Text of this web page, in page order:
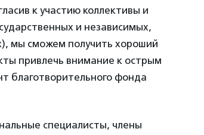
к участию коллективы и
и независимых,
мы сможем получить хороший
привлечь внимание к острым
благотворительного фонда
специалисты, члены